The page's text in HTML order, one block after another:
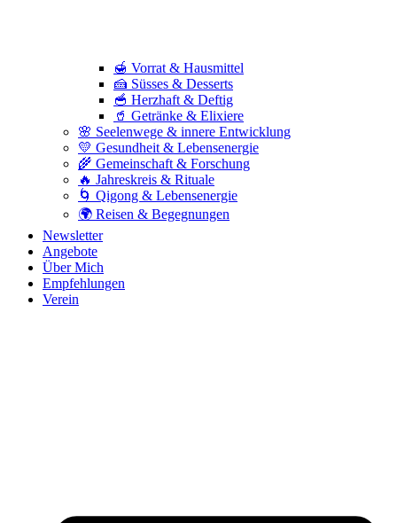
🍯 Vorrat & Hausmittel
🍰 Süsses & Desserts
🥣 Herzhaft & Deftig
🥤 Getränke & Elixiere
🌸 Seelenwege & innere Entwicklung
💛 Gesundheit & Lebensenergie
🌾 Gemeinschaft & Forschung
🔥 Jahreskreis & Rituale
🌀 Qigong & Lebensenergie
🌍 Reisen & Begegnungen
Newsletter
Angebote
Über Mich
Empfehlungen
Verein